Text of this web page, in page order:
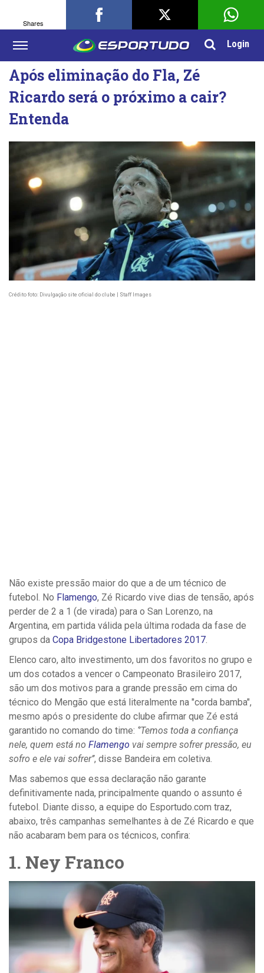
Login
Após eliminação do Fla, Zé
Ricardo será o próximo a cair?
Entenda
Crédito foto: Divulgação site oficial do clube | Staff Images
Não existe pressão maior do que a de um técnico de
futebol. No Flamengo, Zé Ricardo vive dias de tensão, após
perder de 2 a 1 (de virada) para o San Lorenzo, na
Argentina, em partida válida pela última rodada da fase de
grupos da Copa Bridgestone Libertadores 2017
Elenco caro, alto investimento, um dos favoritos no grupo e
um dos cotados a vencer o Campeonato Brasileiro 2017,
são um dos motivos para a grande pressão em cima do
técnico do Mengão que está literalmente na "corda bamba",
mesmo após o presidente do clube afirmar que Zé está
garantido no comando do time: ‘’Temos toda a confiança
nele, quem está no Flamengo vai sempre sofrer pressão, eu
sofro e ele vai sofrer’’, disse Bandeira em coletiva.
Mas sabemos que essa declaração não garante
definitivamente nada, principalmente quando o assunto é
futebol. Diante disso, a equipe do Esportudo.com traz,
abaixo, três campanhas semelhantes à de Zé Ricardo e que
não acabaram bem para os técnicos, confira:
1. Ney Franco
Shares